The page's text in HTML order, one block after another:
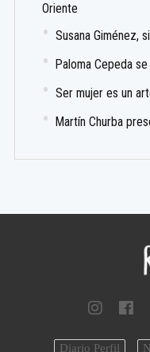
Oriente
Susana Giménez,
Paloma Cepeda
Ser mujer es un
Martín Churba
Diario Perfil